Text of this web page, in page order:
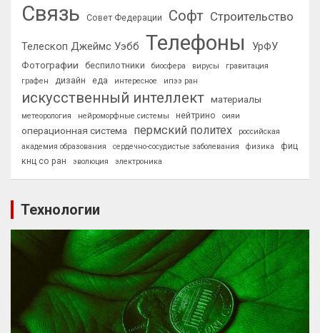
Связь Совет Федерации Софт Строительство
Телескоп Джеймс Уэбб Телефоны УрФУ
Фотографии беспилотники биосфера вирусы
гравитация
графен
дизайн еда интересное ипээ ран
искусственный интеллект материалы
метеорология нейроморфные системы нейтрино оияи
операционная система пермский политех
российская
академия образования
сердечно-сосудистые заболевания физика
фиц
кнц со ран
эволюция электроника
Технологии